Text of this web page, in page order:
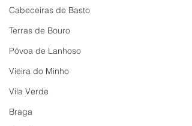
Cabeceiras de Basto
Terras de Bouro
Póvoa de Lanhoso
Vieira do Minho
Vila Verde
Braga